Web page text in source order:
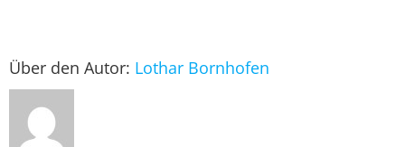
Über den Autor: Lothar Bornhofen